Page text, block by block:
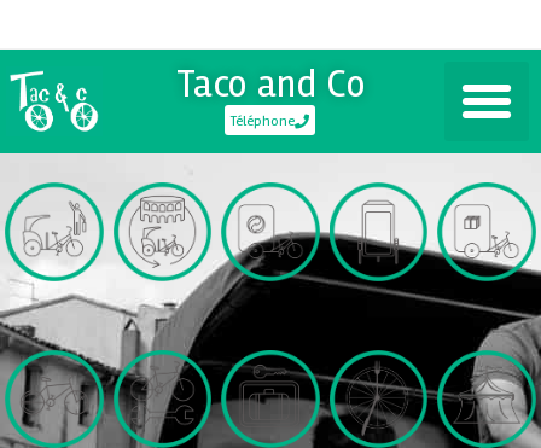
Taco and Co
Téléphone